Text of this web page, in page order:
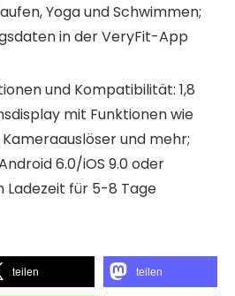
Yoga und Schwimmen;
in der VeryFit-App
und Kompatibilität: 1,8
mit Funktionen wie
und mehr;
6.0/iOS 9.0 oder
Ladezeit für 5-8 Tage
teilen teilen